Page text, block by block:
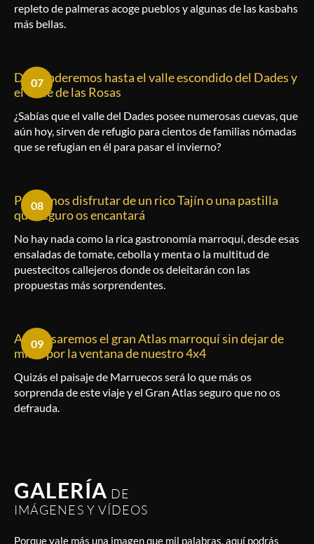
repleto de palmeras acoge pueblos y algunas de las kasbahs
más bellas.
Descenderemos hasta el valle escondido del Dades y
el Valle de las Rosas
07
¿Sabías que el valle del Dades posee numerosas cuevas, que
aún hoy, sirven de refugio para cientos de familias nómadas
que se refugian en él para pasar el invierno?
Podremos disfrutar de un rico Tajín o una pastilla
que seguro os encantará
08
No hay nada como la rica gastronomía marroquí, desde esas
ensaladas de tomate, cebolla y menta o la multitud de
puestecitos callejeros donde os deleitarán con las
propuestas más sorprendentes.
Atravesaremos el gran Atlas marroquí sin dejar de
mirar por la ventana de nuestro 4x4
09
Quizás el paisaje de Marruecos será lo que más os
sorprenda de este viaje y el Gran Atlas seguro que no os
defrauda.
GALERÍA DE
IMÁGENES Y VÍDEOS
Porque vale más una imagen que mil palabras, aquí podrás